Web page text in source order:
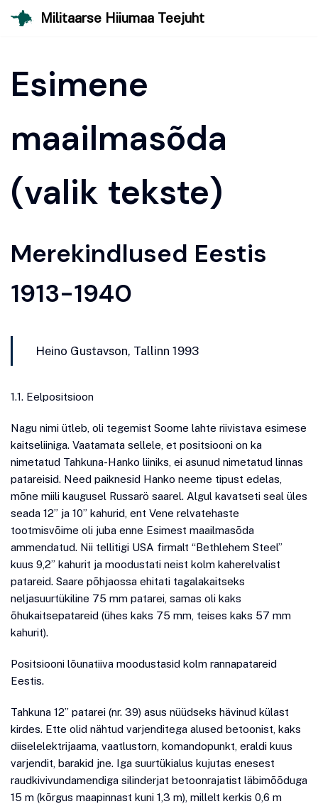
Skip
Militaarse Hiiumaa Teejuht
Esimene
maailmasõda
(valik tekste)
Merekindlused Eestis
1913-1940
Heino Gustavson, Tallinn 1993
1.1. Eelpositsioon
Nagu nimi ütleb, oli tegemist Soome lahte riivistava esimese
kaitseliiniga. Vaatamata sellele, et positsiooni on ka
nimetatud Tahkuna-Hanko liiniks, ei asunud nimetatud linnas
patareisid. Need paiknesid Hanko neeme tipust edelas,
mõne miili kaugusel Russarö saarel. Algul kavatseti seal üles
seada 12” ja 10” kahurid, ent Vene relvatehaste
tootmisvõime oli juba enne Esimest maailmasõda
ammendatud. Nii tellitigi USA firmalt “Bethlehem Steel”
kuus 9,2” kahurit ja moodustati neist kolm kaherelvalist
patareid. Saare põhjaossa ehitati tagalakaitseks
neljasuurtükiline 75 mm patarei, samas oli kaks
õhukaitsepatareid (ühes kaks 75 mm, teises kaks 57 mm
kahurit).
Positsiooni lõunatiiva moodustasid kolm rannapatareid
Eestis.
Tahkuna 12” patarei (nr. 39) asus nüüdseks hävinud külast
kirdes. Ette olid nähtud varjenditega alused betoonist, kaks
diiselelektrijaama, vaatlustorn, komandopunkt, eraldi kuus
varjendit, barakid jne. Iga suurtükialus kujutas enesest
raudkivivundamendiga silinderjat betoonrajatist läbimõõduga
15 m (kõrgus maapinnast kuni 1,3 m), millelt kerkis 0,6 m